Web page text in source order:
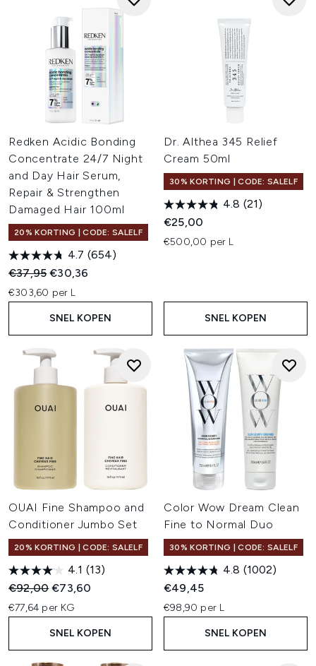
Redken Acidic Bonding
Concentrate 24/7 Night
and Day Hair Serum,
Repair & Strengthen
Damaged Hair 100ml
20% KORTING | CODE: SALELF
4.7 (654)
Recommended Retail Price:
€37,95Huidige prijs:
€30,36
€303,60 per L
SNEL KOPEN
Dr. Althea 345 Relief
Cream 50ml
30% KORTING | CODE: SALELF
4.8 (21)
€25,00
€500,00 per L
SNEL KOPEN
OUAI Fine Shampoo and
Conditioner Jumbo Set
20% KORTING | CODE: SALELF
4.1 (13)
Recommended Retail Price:
€92,00Huidige prijs:
€73,60
€77,64 per KG
SNEL KOPEN
Color Wow Dream Clean
Fine to Normal Duo
30% KORTING | CODE: SALELF
4.8 (1002)
€49,45
€98,90 per L
SNEL KOPEN